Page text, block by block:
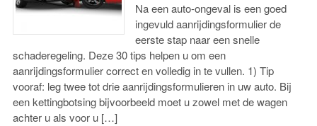
Na een auto-ongeval is een goed
ingevuld aanrijdingsformulier de
eerste stap naar een snelle
schaderegeling. Deze 30 tips helpen u om een
aanrijdingsformulier correct en volledig in te vullen. 1) Tip
vooraf: leg twee tot drie aanrijdingsformulieren in uw auto. Bij
een kettingbotsing bijvoorbeeld moet u zowel met de wagen
achter u als voor u […]